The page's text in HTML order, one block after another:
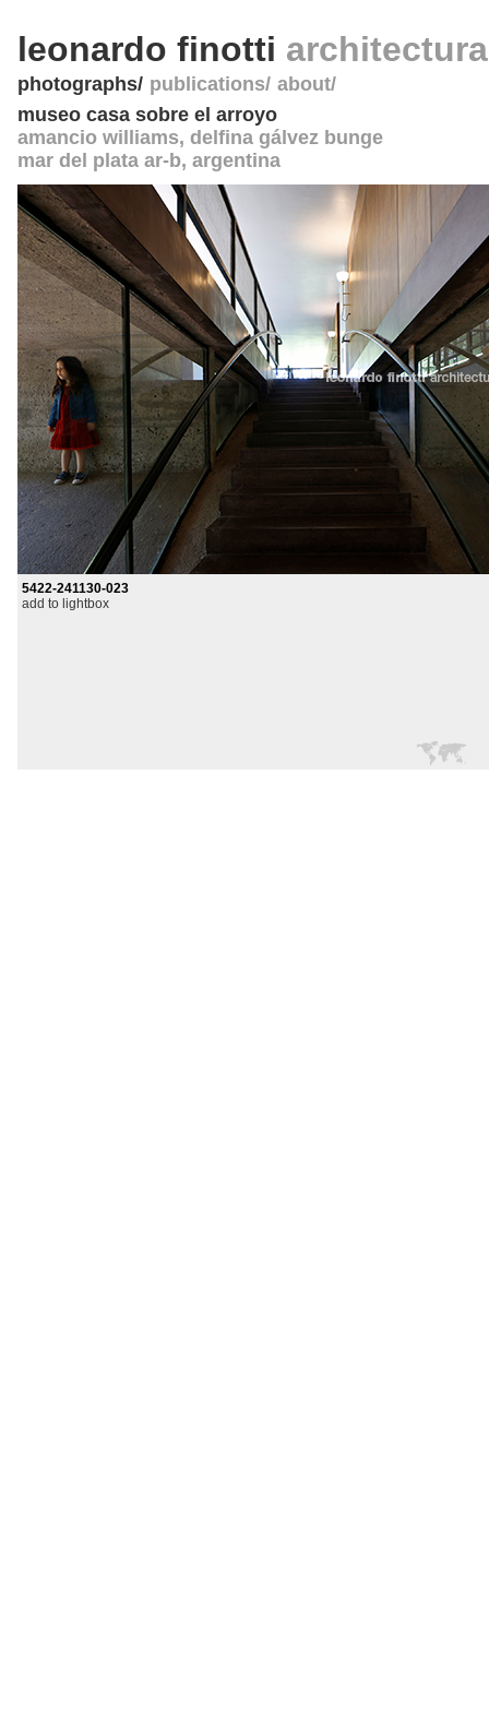
leonardo finotti
photographs publications about
museo casa sobre el arroyo
amancio williams, delfina gálvez bunge
mar del plata ar-b, argentina
5422-241130-023
add to lightbox